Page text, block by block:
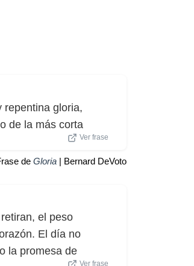
repentina gloria,
de la más corta
Ver frase
de Gloria | Bernard DeVoto
el peso
El día no
la promesa de
Ver frase